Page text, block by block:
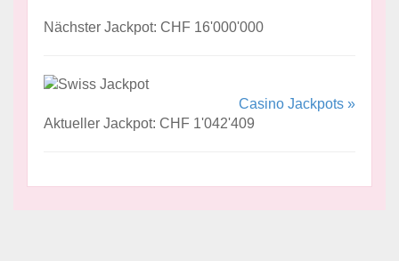
Nächster Jackpot: CHF 16'000'000
Casino Jackpots »
Aktueller Jackpot: CHF 1'042'409